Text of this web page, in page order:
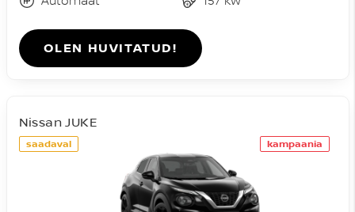
OLEN HUVITATUD!
saadaval kampaania
Nissan JUKE